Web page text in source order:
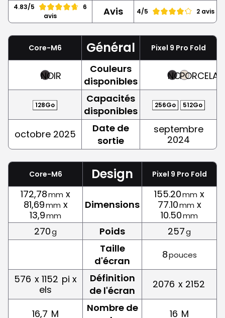
4.83/5
6
avis
Avis 4/5 2 avis
Core-M6 Général Pixel 9 Pro Fold
NOIR
Couleurs
disponibles
NOIR
128Go
Capacités
disponibles
256Go 512Go
octobre 2025
Date de
sortie
septembre
2024
Core-M6 Design Pixel 9 Pro Fold
172,78mm x
81,69mm x
13,9mm
Dimensions
155.20mm x
77.10mm x
10.50mm
270g Poids 257g
Taille
d'écran
8pouces
576 x 1152 pi x
els
Définition
de l'écran
2076 x 2152
16,7 M
Nombre de
16 M